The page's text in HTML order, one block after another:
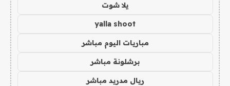
يلا شوت
yalla shoot
مباريات اليوم مباشر
برشلونة مباشر
ريال مدريد مباشر